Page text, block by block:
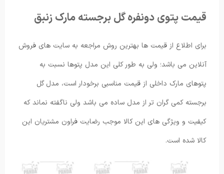
قیمت پتوی دونفره گل برجسته مارک زنبق
برای اطلاع از قیمت ها بهترین روش مراجعه به سایت های فروش
آنلاین می باشد؛ ولی به طور کلی این مدل پتوها نسبت به
پتوهای مارک داخلی از قیمت مناسبی برخودار است، مدل گل
برجسته کمی گران تر از مدل ساده می باشد ولی ناگفته نماند که
کیفیت و ویژگی های این کالا موجب رضایت فراون مشتریان این
کالا شده است.